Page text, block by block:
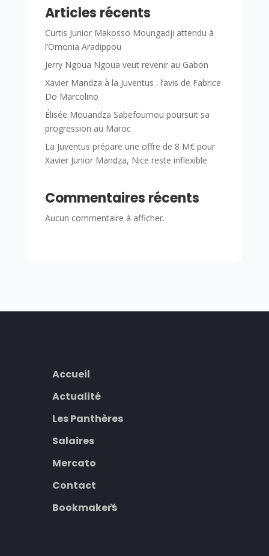
Articles récents
Curtis Junior Makosso Moungadji attendu à
l’Omonia Aradippou
Jerry Ngoua Ngoua veut revenir au Gabon
Xavier Mandza à la Juventus : l’avis de Fabrice
Do Marcolino
Élisée Mouandza Sabefoumou poursuit sa
progression au Maroc
La Juventus prépare une offre de 8 M€ pour
Xavier Junior Mandza, Nice reste inflexible
Commentaires récents
Aucun commentaire à afficher.
Accueil
Actualité
Les Panthères
Salaires
Mercato
Contact
Bookmakers